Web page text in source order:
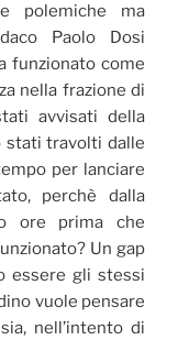
polemiche ma
Paolo Dosi
funzionato come
nella frazione di
avvisati della
stati travolti dalle
per lanciare
perchè dalla
ore prima che
Un gap
essere gli stessi
vuole pensare
nell’intento di